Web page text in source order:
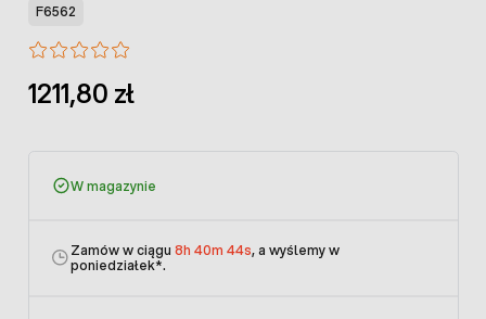
F6562
1211,80 zł
W magazynie
Zamów w ciągu 8h 40m 44s, a wyślemy w
poniedziałek*.